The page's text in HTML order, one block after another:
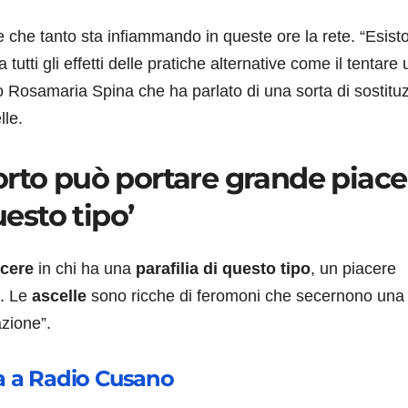
tanto sta infiammando in queste ore la rete.
tutti gli effetti delle pratiche alternative come il tentare
Rosamaria Spina che ha parlato di una sorta di
può portare grande
tipo’
in chi ha una parafilia di questo tipo, un piacere
Le ascelle sono ricche di feromoni che secernono
a Radio Cusano